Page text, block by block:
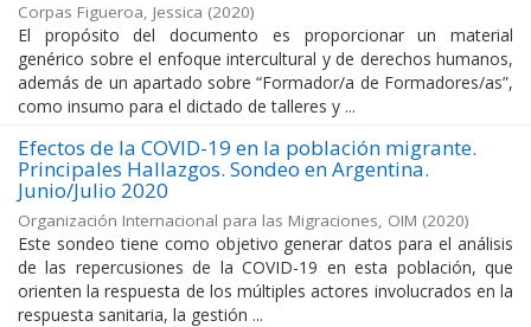
Corpas Figueroa, Jessica (2020)
El propósito del documento es proporcionar un material
genérico sobre el enfoque intercultural y de derechos humanos,
además de un apartado sobre “Formador/a de Formadores/as”,
como insumo para el dictado de talleres y ...
Efectos de la COVID-19 en la población migrante.
Principales Hallazgos. Sondeo en Argentina.
Junio/Julio 2020
Organización Internacional para las Migraciones, OIM (2020)
Este sondeo tiene como objetivo generar datos para el análisis
de las repercusiones de la COVID-19 en esta población, que
orienten la respuesta de los múltiples actores involucrados en la
respuesta sanitaria, la gestión ...